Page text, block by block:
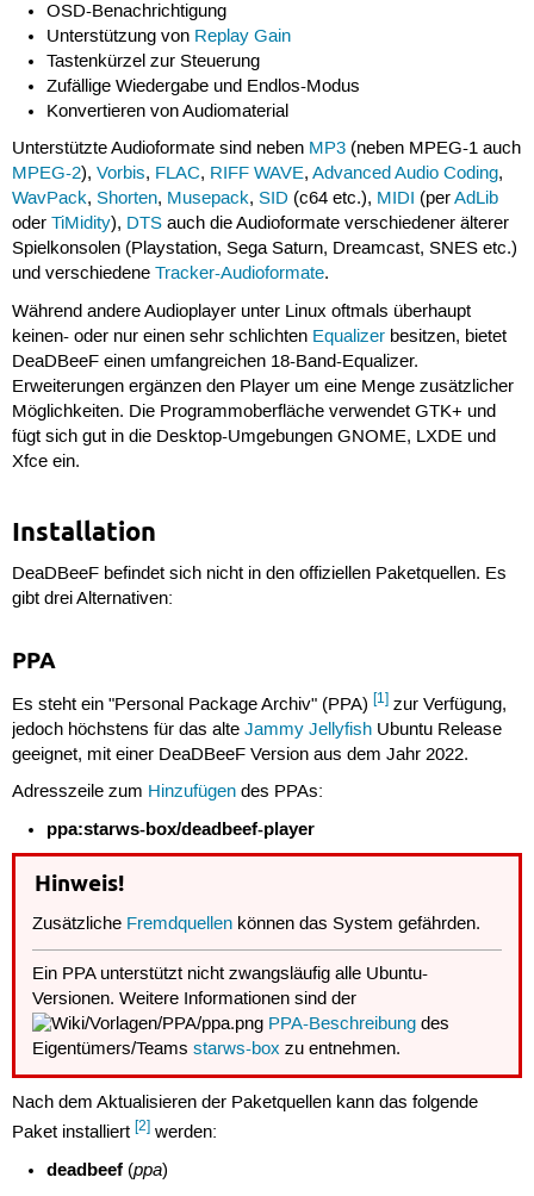
OSD-Benachrichtigung
Unterstützung von Replay Gain
Tastenkürzel zur Steuerung
Zufällige Wiedergabe und Endlos-Modus
Konvertieren von Audiomaterial
Unterstützte Audioformate sind neben MP3(neben MPEG-1 auch
MPEG-2), Vorbis, FLAC, RIFF WAVE, Advanced Audio Coding,
WavPack, Shorten, Musepack, SID (c64 etc.), MIDI (perAdLib
oder TiMidity), DTSauch die Audioformate verschiedener älterer
Spielkonsolen (Playstation, Sega Saturn, Dreamcast, SNES etc.)
und verschiedene Tracker-Audioformate.
Während andere Audioplayer unter Linux oftmals überhaupt
keinen- oder nur einen sehr schlichten Equalizerbesitzen, bietet
DeaDBeeF einen umfangreichen 18-Band-Equalizer.
Erweiterungen ergänzen den Player um eine Menge zusätzlicher
Möglichkeiten. Die Programmoberfläche verwendet GTK+ und
fügt sich gut in die Desktop-Umgebungen GNOME, LXDE und
Xfce ein.
Installation
DeaDBeeF befindet sich nicht in den offiziellen Paketquellen. Es
gibt drei Alternativen:
PPA
Es steht ein "Personal Package Archiv" (PPA) [1]zur Verfügung,
jedoch höchstens für das alte Jammy JellyfishUbuntu Release
geeignet, mit einer DeaDBeeF Version aus dem Jahr 2022.
Adresszeile zum Hinzufügendes PPAs:
ppa:starws-box/deadbeef-player
Hinweis!
Zusätzliche Fremdquellen können das System gefährden.
Ein PPA unterstützt nicht zwangsläufig alle Ubuntu-
Versionen. Weitere Informationen sind der
PPA-Beschreibung des
Eigentümers/Teamsstarws-box zu entnehmen.
Nach dem Aktualisieren der Paketquellen kann das folgende
Paket installiert [2]werden:
deadbeef (ppa)